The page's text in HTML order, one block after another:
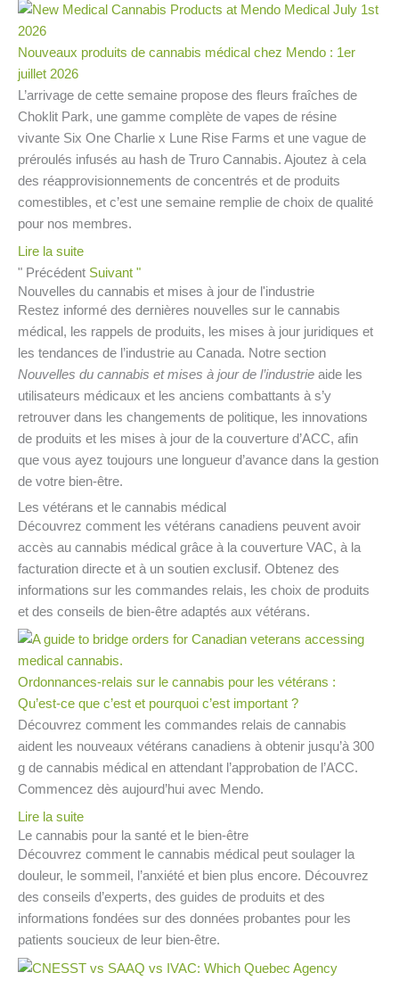
Nouveaux produits de cannabis médical chez Mendo : 1er
juillet 2026
L’arrivage de cette semaine propose des fleurs fraîches de
Choklit Park, une gamme complète de vapes de résine
vivante Six One Charlie x Lune Rise Farms et une vague de
préroulés infusés au hash de Truro Cannabis. Ajoutez à cela
des réapprovisionnements de concentrés et de produits
comestibles, et c’est une semaine remplie de choix de qualité
pour nos membres.
Lire la suite
" Précédent Suivant "
Nouvelles du cannabis et mises à jour de l'industrie
Restez informé des dernières nouvelles sur le cannabis
médical, les rappels de produits, les mises à jour juridiques et
les tendances de l’industrie au Canada. Notre section
Nouvelles du cannabis et mises à jour de l’industrie aide les
utilisateurs médicaux et les anciens combattants à s’y
retrouver dans les changements de politique, les innovations
de produits et les mises à jour de la couverture d’ACC, afin
que vous ayez toujours une longueur d’avance dans la gestion
de votre bien-être.
Les vétérans et le cannabis médical
Découvrez comment les vétérans canadiens peuvent avoir
accès au cannabis médical grâce à la couverture VAC, à la
facturation directe et à un soutien exclusif. Obtenez des
informations sur les commandes relais, les choix de produits
et des conseils de bien-être adaptés aux vétérans.
Ordonnances-relais sur le cannabis pour les vétérans :
Qu’est-ce que c’est et pourquoi c’est important ?
Découvrez comment les commandes relais de cannabis
aident les nouveaux vétérans canadiens à obtenir jusqu’à 300
g de cannabis médical en attendant l’approbation de l’ACC.
Commencez dès aujourd’hui avec Mendo.
Lire la suite
Le cannabis pour la santé et le bien-être
Découvrez comment le cannabis médical peut soulager la
douleur, le sommeil, l’anxiété et bien plus encore. Découvrez
des conseils d’experts, des guides de produits et des
informations fondées sur des données probantes pour les
patients soucieux de leur bien-être.